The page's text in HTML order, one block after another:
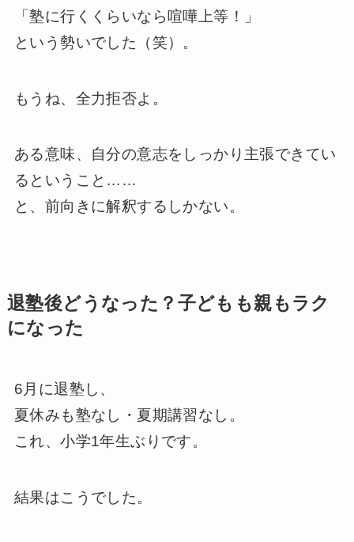
「塾に行くくらいなら喧嘩上等！」
という勢いでした（笑）。
もうね、全力拒否よ。
ある意味、自分の意志をしっかり主張できてい
るということ……
と、前向きに解釈するしかない。
退塾後どうなった？子どもも親もラク
になった
6月に退塾し、
夏休みも塾なし・夏期講習なし。
これ、小学1年生ぶりです。
結果はこうでした。